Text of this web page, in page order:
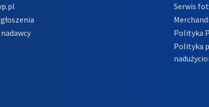
Serwis
Polityka
Polityka